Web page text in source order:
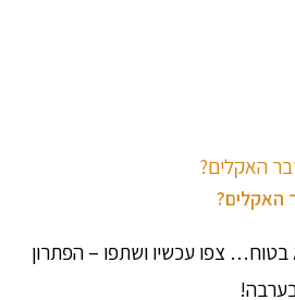
האקלים?
צפו עכשיו ושתפו – הפתרון